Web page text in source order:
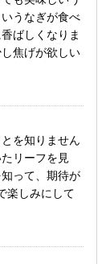
うなぎが食べ
ばしくなりま
焦げが欲しい
を知りません
リーフを見
って、期待が
楽しみにして